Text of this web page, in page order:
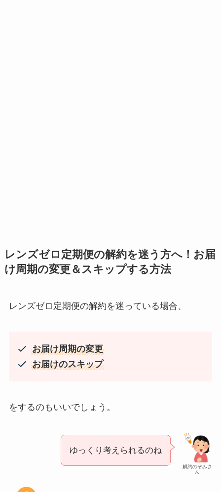
レンズゼロ定期便の解約を迷う方へ！ お届
け周期の変更＆スキップする方法
レンズゼロ定期便の解約を迷っている場合、
お届け周期の変更
お届けのスキップ
をするのもいいでしょう。
解約のぞみさ
ん
ゆっくり考えられるのね